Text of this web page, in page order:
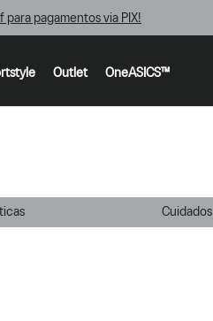
para pagamentos via PIX!
Outlet OneASICS™
Cuidados